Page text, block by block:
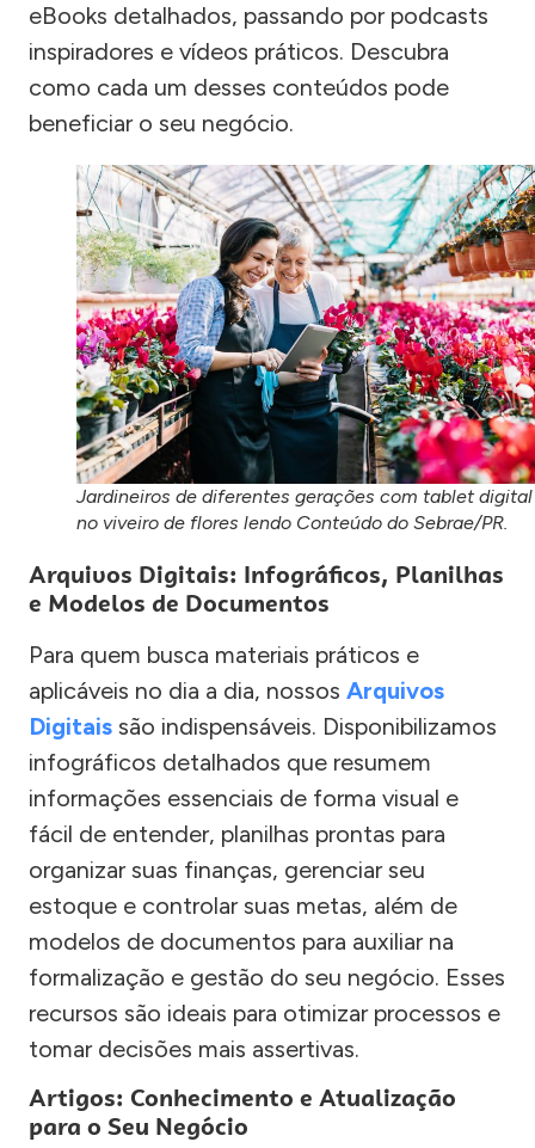
eBooks detalhados, passando por podcasts
inspiradores e vídeos práticos. Descubra
como cada um desses conteúdos pode
beneficiar o seu negócio.
Jardineiros de diferentes gerações com tablet digital
no viveiro de flores lendo Conteúdo do Sebrae/PR.
Arquivos Digitais: Infográficos, Planilhas
e Modelos de Documentos
Para quem busca materiais práticos e
aplicáveis no dia a dia, nossos Arquivos
Digitais são indispensáveis. Disponibilizamos
infográficos detalhados que resumem
informações essenciais de forma visual e
fácil de entender, planilhas prontas para
organizar suas finanças, gerenciar seu
estoque e controlar suas metas, além de
modelos de documentos para auxiliar na
formalização e gestão do seu negócio. Esses
recursos são ideais para otimizar processos e
tomar decisões mais assertivas.
Artigos: Conhecimento e Atualização
para o Seu Negócio